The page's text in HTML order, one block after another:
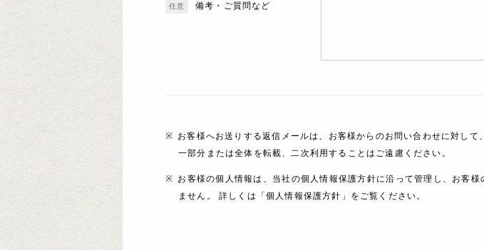
備考・ご質問など
お客様へお送りする返信メールは、お客様からのお問い合わせに対し
一部分または全体を転載、二次利用することはご遠慮ください。
お客様の個人情報は、当社の個人情報保護方針に沿って管理し、お客
ません。 詳しくは「個人情報保護方針」をご覧ください。